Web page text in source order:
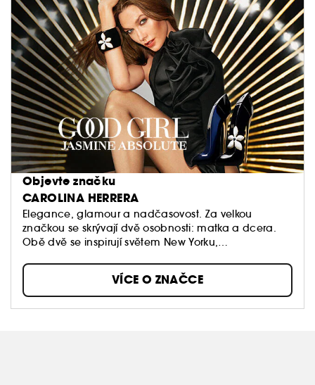
Objevte značku
CAROLINA HERRERA
Elegance, glamour a nadčasovost. Za velkou
značkou se skrývají dvě osobnosti: matka a dcera.
Obě dvě se inspirují světem New Yorku,
parfémové kreace značky Carolina Herrera jsou
opravdovou moderní a nadčasovou klasikou.
Elegantní a smyslný styl značky v sobě spojuje
soudobou sofistikovanost a radost ze života.
VÍCE O ZNAČCE